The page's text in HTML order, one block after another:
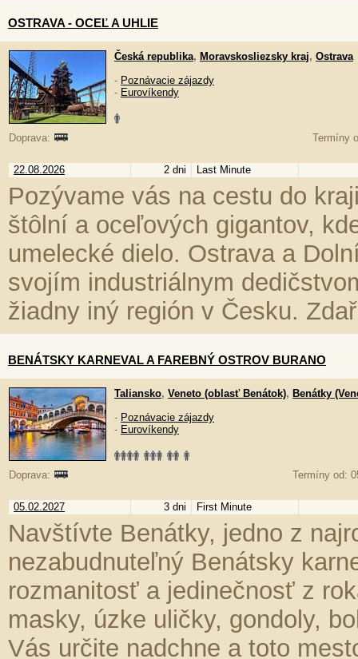
OSTRAVA - OCEĽ A UHLIE
Česká republika, Moravskosliezsky kraj, Ostrava
- Poznávacie zájazdy
- Eurovíkendy
Doprava: Termíny
22.08.2026 2 dni Last Minute
Pozývame vás na cestu do
štôlní a oceľových gigantov,
umelecké dielo. Ostrava a
svojím industriálnym
žiadny iný región v Česku.
BENÁTSKY KARNEVAL A FAREBNÝ OSTROV BURANO
Taliansko, Veneto (oblasť Benátok), Benátky
- Poznávacie zájazdy
- Eurovíkendy
Doprava: Termíny od:
05.02.2027 3 dni First Minute
Navštívte Benátky, jedno z
nezabudnuteľný Benátsky
rozmanitosť a jedinečnosť z
masky, úzke uličky, gondoly,
Vás určite nadchne a toto